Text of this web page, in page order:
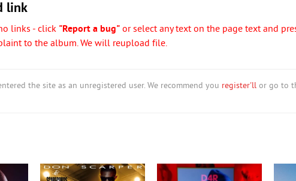
link
links - click "Report a bug" or select any text on the page text and
to the album. We will reupload file.
the site as an unregistered user. We recommend you register'll or go to